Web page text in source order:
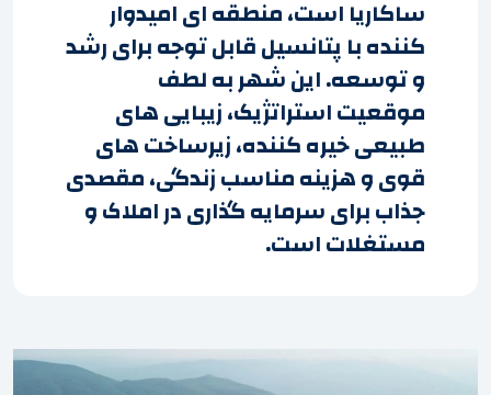
ساکاریا است، منطقه ای امیدوار
کننده با پتانسیل قابل توجه برای رشد
و توسعه. این شهر به لطف
موقعیت استراتژیک، زیبایی های
طبیعی خیره کننده، زیرساخت های
قوی و هزینه مناسب زندگی، مقصدی
جذاب برای سرمایه گذاری در املاک و
مستغلات است.